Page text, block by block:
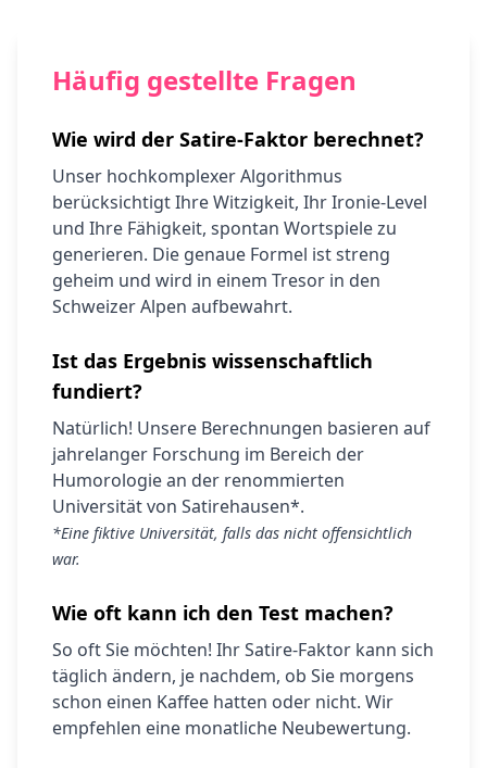
Häufig gestellte Fragen
Wie wird der Satire-Faktor berechnet?
Unser hochkomplexer Algorithmus
berücksichtigt Ihre Witzigkeit, Ihr Ironie-Level
und Ihre Fähigkeit, spontan Wortspiele zu
generieren. Die genaue Formel ist streng
geheim und wird in einem Tresor in den
Schweizer Alpen aufbewahrt.
Ist das Ergebnis wissenschaftlich
fundiert?
Natürlich! Unsere Berechnungen basieren auf
jahrelanger Forschung im Bereich der
Humorologie an der renommierten
Universität von Satirehausen*.
*Eine fiktive Universität, falls das nicht offensichtlich
war.
Wie oft kann ich den Test machen?
So oft Sie möchten! Ihr Satire-Faktor kann sich
täglich ändern, je nachdem, ob Sie morgens
schon einen Kaffee hatten oder nicht. Wir
empfehlen eine monatliche Neubewertung.